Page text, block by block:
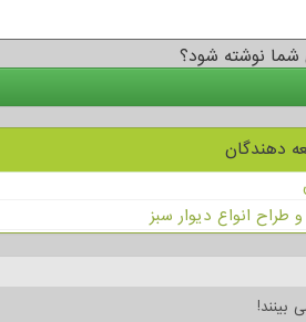
شما نوشته شود؟
دهندگان
انواع دیوار سبز
بینند!